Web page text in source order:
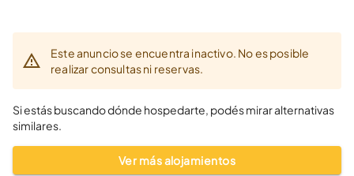
Este anuncio se encuentra inactivo. No es posible
realizar consultas ni reservas.
Si estás buscando dónde hospedarte, podés mirar alternativas
similares.
Ver más alojamientos